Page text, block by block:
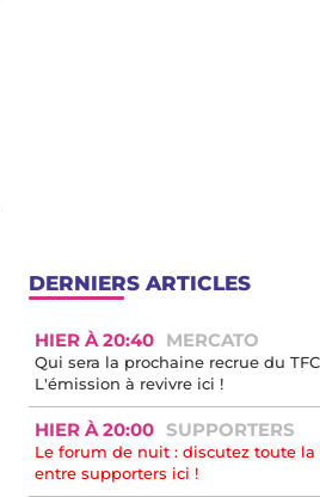
DERNIERS ARTICLES
HIER À 20:40 MERCATO
Qui sera la prochaine recrue du
L'émission à revivre ici !
HIER À 20:00 SUPPORTERS
Le forum de nuit : discutez toute la
entre supporters ici !